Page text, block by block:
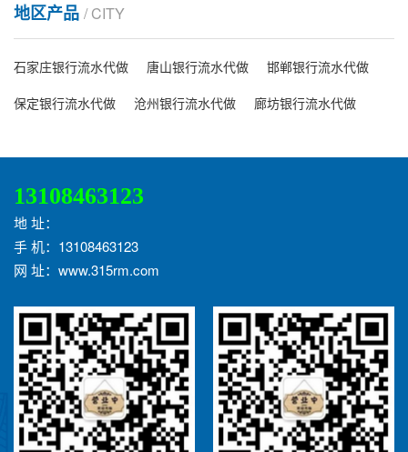
地区产品 / CITY
石家庄银行流水代做 唐山银行流水代做
邯郸银行流水代做
保定银行流水代做
沧州银行流水代做 廊坊银行流水代做
13108463123
地 址：
手 机：13108463123
网 址：www.315rm.com